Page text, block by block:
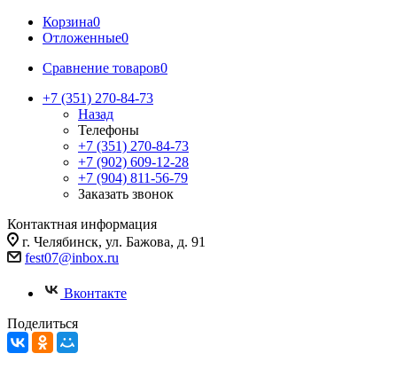
Корзина0
Отложенные0
Сравнение товаров0
+7 (351) 270-84-73
Назад
Телефоны
+7 (351) 270-84-73
+7 (902) 609-12-28
+7 (904) 811-56-79
Заказать звонок
Контактная информация
г. Челябинск, ул. Бажова, д. 91
fest07@inbox.ru
Вконтакте
Поделиться